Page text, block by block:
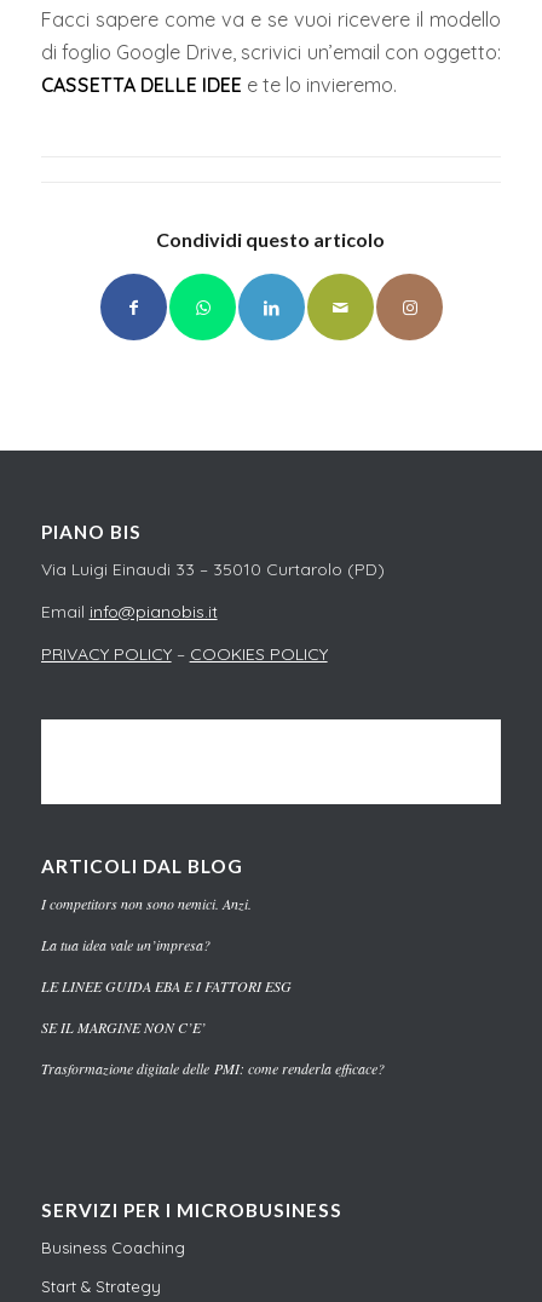
Facci sapere come va e se vuoi ricevere il modello
di foglio Google Drive, scrivici un’email con oggetto:
CASSETTA DELLE IDEE e te lo invieremo.
Condividi questo articolo
PIANO BIS
Via Luigi Einaudi 33 – 35010 Curtarolo (PD)
Email info@pianobis.it
PRIVACY POLICY– COOKIES POLICY
ARTICOLI DAL BLOG
I competitors non sono nemici. Anzi.
La tua idea vale un’impresa?
LE LINEE GUIDA EBA E I FATTORI ESG
SE IL MARGINE NON C’E’
Trasformazione digitale delle PMI: come renderla efficace?
SERVIZI PER I MICROBUSINESS
Business Coaching
Start & Strategy